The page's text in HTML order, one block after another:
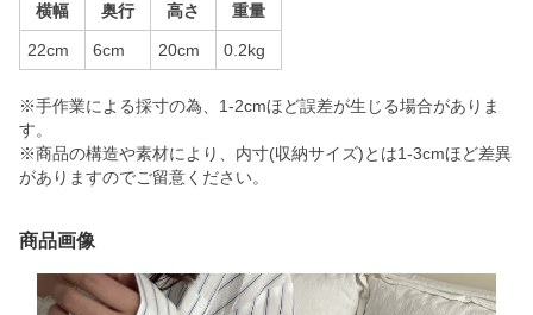
横幅 奥行 高さ 重量
22cm 6cm 20cm 0.2kg
※手作業による採寸の為、1-2cmほど誤差が生じる場合がありま
す。
※商品の構造や素材により、内寸(収納サイズ)とは1-3cmほど差異
がありますのでご留意ください。
商品画像